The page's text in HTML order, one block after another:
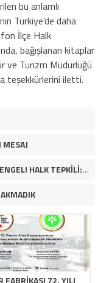
bu anlamlı
Türkiye’de daha
İlçe Halk
bağışlanan kitaplar
ve Turizm Müdürlüğü
teşekkürlerini iletti.
YETER ARTIK FERHAT İLE ŞİRİN’İN YOLUNA ENGEL! HALK TEPKİLİ: “YOLU KAPATMAK ÇÖZÜM DEĞİL, GÖREVİNİ YAP!”
FABRİKASI 72. YILI